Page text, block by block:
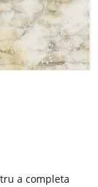
a completa